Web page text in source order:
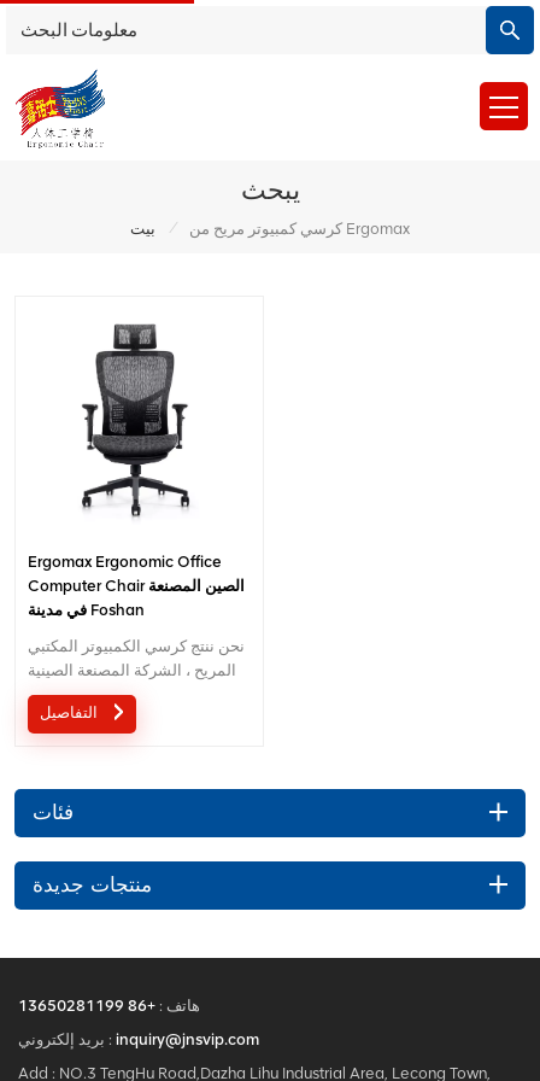
يبحث
بيت / كرسي كمبيوتر مريح من Ergomax
Ergomax Ergonomic Office
Computer Chair الصين المصنعة
في مدينة Foshan
نحن ننتج كرسي الكمبيوتر المكتبي
المريح ، الشركة المصنعة الصينية
فئات
منتجات جديدة
هاتف : +86 13650281199
بريد إلكتروني : inquiry@jnsvip.com
Add : NO.3 TengHu Road,Dazha Lihu Industrial Area, Lecong Town,